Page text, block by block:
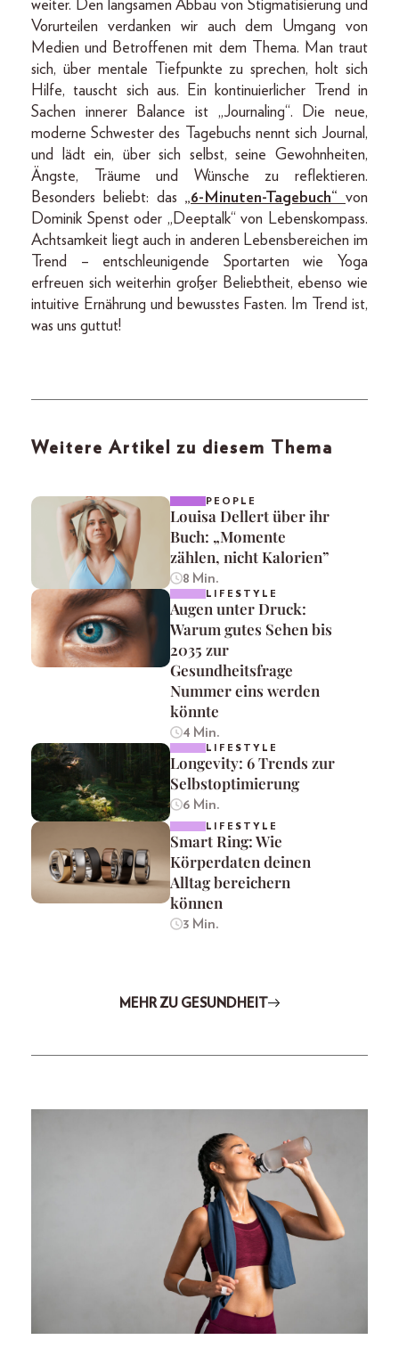
weiter. Den langsamen Abbau von Stigmatisierung und
Vorurteilen verdanken wir auch dem Umgang von
Medien und Betroffenen mit dem Thema. Man traut
sich, über mentale Tiefpunkte zu sprechen, holt sich
Hilfe, tauscht sich aus. Ein kontinuierlicher Trend in
Sachen innerer Balance ist „Journaling“. Die neue,
moderne Schwester des Tagebuchs nennt sich Journal,
und lädt ein, über sich selbst, seine Gewohnheiten,
Ängste, Träume und Wünsche zu reflektieren.
Besonders beliebt: das „6-Minuten-Tagebuch“ von
Dominik Spenst oder „Deeptalk“ von Lebenskompass.
Achtsamkeit liegt auch in anderen Lebensbereichen im
Trend – entschleunigende Sportarten wie Yoga
erfreuen sich weiterhin großer Beliebtheit, ebenso wie
intuitive Ernährung und bewusstes Fasten. Im Trend ist,
was uns guttut!
Weitere Artikel zu diesem Thema
PEOPLE
Louisa Dellert über ihr
Buch: „Momente
zählen, nicht Kalorien”
8 Min.
LIFESTYLE
Augen unter Druck:
Warum gutes Sehen bis
2035 zur
Gesundheitsfrage
Nummer eins werden
könnte
4 Min.
LIFESTYLE
Longevity: 6 Trends zur
Selbstoptimierung
6 Min.
LIFESTYLE
Smart Ring: Wie
Körperdaten deinen
Alltag bereichern
können
3 Min.
MEHR ZU GESUNDHEIT